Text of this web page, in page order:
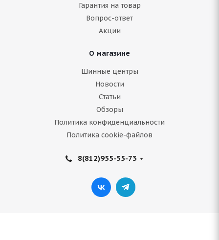
В наличии (осталось 5 шт.)
Гарантия на товар
Вопрос-ответ
Акции
О магазине
Шинные центры
Новости
Статьи
Обзоры
Политика конфиденциальности
Политика cookie-файлов
8(812)955-55-73